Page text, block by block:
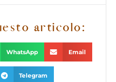
articolo:
WhatsApp Email
Telegram